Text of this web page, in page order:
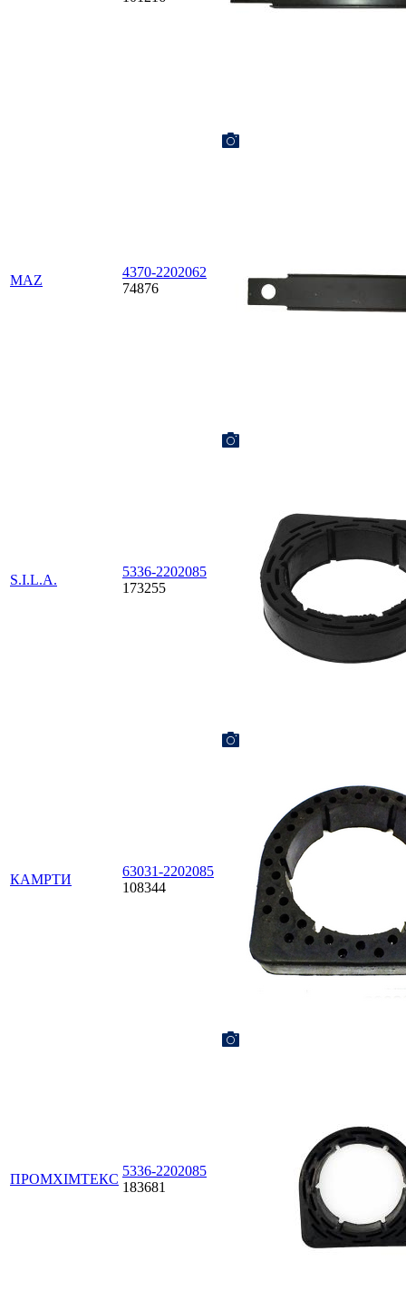
MAZ
4370-2202062
74876
S.I.L.A.
5336-2202085
173255
КАМРТИ
63031-2202085
108344
ПРОМХІМТЕКС
5336-2202085
183681